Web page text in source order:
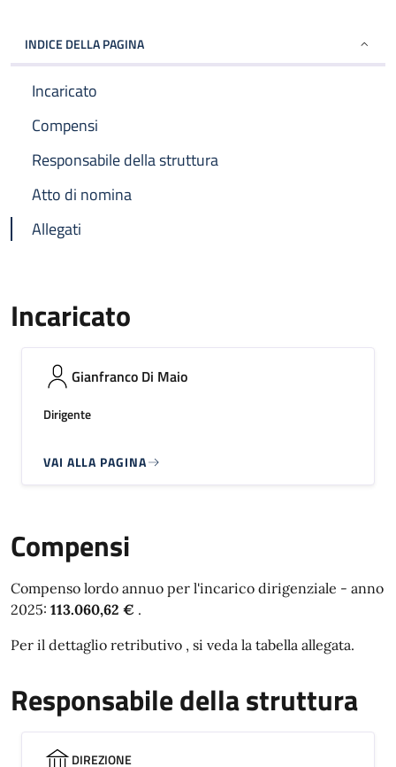
INDICE DELLA PAGINA
Incaricato
Compensi
Responsabile della struttura
Atto di nomina
Allegati
Incaricato
Gianfranco Di Maio
Dirigente
VAI ALLA PAGINA
Compensi
Compenso lordo annuo per l'incarico dirigenziale - anno
2025: 113.060,62 € .
Per il dettaglio retributivo , si veda la tabella allegata.
Responsabile della struttura
DIREZIONE